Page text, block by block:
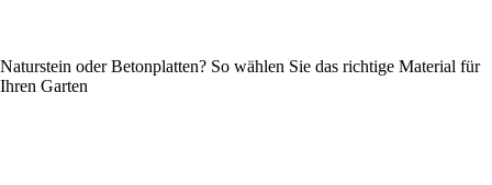
Naturstein oder Betonplatten? So wählen Sie das richtige Material für
Ihren Garten